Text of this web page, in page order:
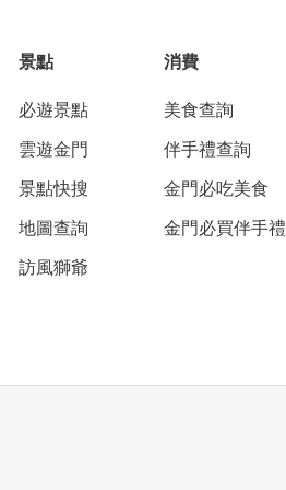
景點
必遊景點
雲遊金門
景點快搜
地圖查詢
訪風獅爺
消費
美食查詢
伴手禮查詢
金門必吃美食
金門必買伴手禮